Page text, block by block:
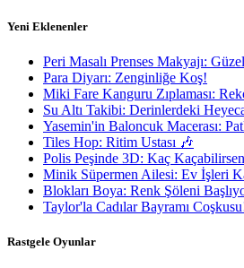
Yeni Eklenenler
Peri Masalı Prenses Makyajı:
Para Diyarı: Zenginliğe Koş!
Miki Fare Kanguru Zıplaması:
Su Altı Takibi: Derinlerdeki
Yasemin'in Baloncuk Macerası:
Tiles Hop: Ritim Ustası 🎶
Polis Peşinde 3D: Kaç
Minik Süpermen Ailesi: Ev İşleri
Blokları Boya: Renk Şöleni
Taylor'la Cadılar Bayramı
Rastgele Oyunlar